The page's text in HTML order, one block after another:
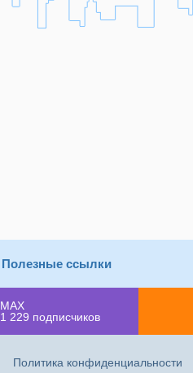
Полезные ссылки
MAX
1 229 подписчиков
Политика конфиденциальности